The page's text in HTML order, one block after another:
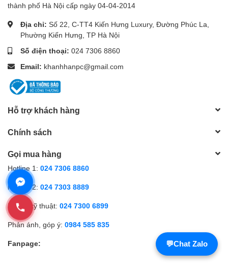
thành phố Hà Nội cấp ngày 04-04-2014
Địa chỉ: Số 22, C-TT4 Kiến Hưng Luxury, Đường Phúc La,
Phường Kiến Hưng, TP Hà Nội
Số điện thoại: 024 7306 8860
Email: khanhhanpc@gmail.com
Hỗ trợ khách hàng
Chính sách
Gọi mua hàng
Hotline 1: 024 7306 8860
Hotline 2: 024 7303 8889
Hỗ trợ kỹ thuật: 024 7300 6899
Phản ánh, góp ý: 0984 585 835
Fanpage: 💬Chat Zalo